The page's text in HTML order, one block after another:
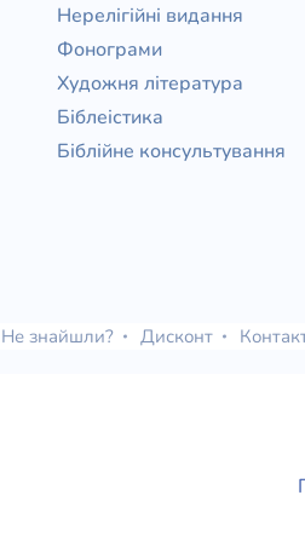
Нерелігійні видання
Фонограми
Художня література
Біблеістика
Біблійне консультування
Не знайшли? Дисконт